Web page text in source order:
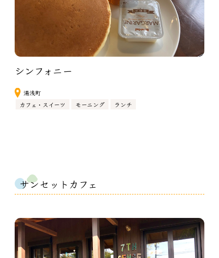
シンフォニー
湯浅町
カフェ・スイーツ
モーニング ランチ
サンセットカフェ